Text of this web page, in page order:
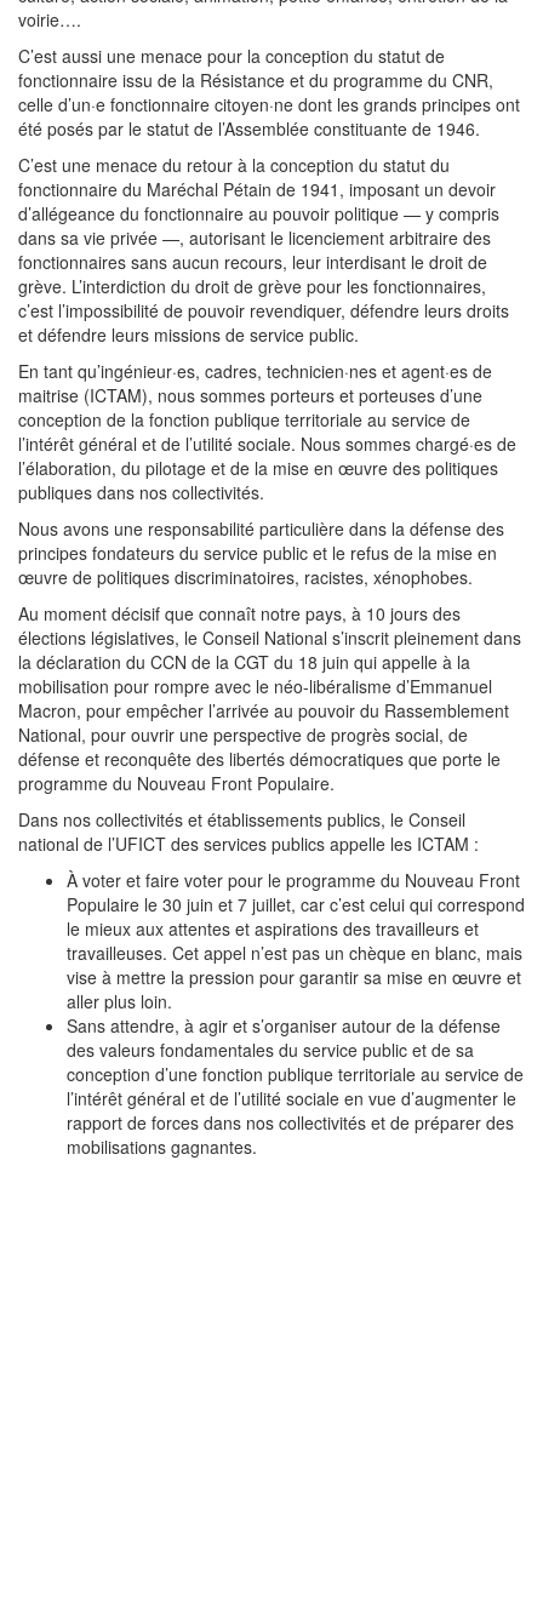
voirie….
C’est aussi une menace pour la conception du statut de
fonctionnaire issu de la Résistance et du programme du CNR,
celle d’un·e fonctionnaire citoyen·ne dont les grands principes ont
été posés par le statut de l’Assemblée constituante de 1946.
C’est une menace du retour à la conception du statut du
fonctionnaire du Maréchal Pétain de 1941, imposant un devoir
d’allégeance du fonctionnaire au pouvoir politique — y compris
dans sa vie privée —, autorisant le licenciement arbitraire des
fonctionnaires sans aucun recours, leur interdisant le droit de
grève. L’interdiction du droit de grève pour les fonctionnaires,
c’est l’impossibilité de pouvoir revendiquer, défendre leurs droits
et défendre leurs missions de service public.
En tant qu’ingénieur·es, cadres, technicien·nes et agent·es de
maitrise (ICTAM), nous sommes porteurs et porteuses d’une
conception de la fonction publique territoriale au service de
l’intérêt général et de l’utilité sociale. Nous sommes chargé·es de
l’élaboration, du pilotage et de la mise en œuvre des politiques
publiques dans nos collectivités.
Nous avons une responsabilité particulière dans la défense des
principes fondateurs du service public et le refus de la mise en
œuvre de politiques discriminatoires, racistes, xénophobes.
Au moment décisif que connaît notre pays, à 10 jours des
élections législatives, le Conseil National s’inscrit pleinement dans
la déclaration du CCN de la CGT du 18 juin qui appelle à la
mobilisation pour rompre avec le néo-libéralisme d’Emmanuel
Macron, pour empêcher l’arrivée au pouvoir du Rassemblement
National, pour ouvrir une perspective de progrès social, de
défense et reconquête des libertés démocratiques que porte le
programme du Nouveau Front Populaire.
Dans nos collectivités et établissements publics, le Conseil
national de l’UFICT des services publics appelle les ICTAM :
À voter et faire voter pour le programme du Nouveau Front
Populaire le 30 juin et 7 juillet, car c’est celui qui correspond
le mieux aux attentes et aspirations des travailleurs et
travailleuses. Cet appel n’est pas un chèque en blanc, mais
vise à mettre la pression pour garantir sa mise en œuvre et
aller plus loin.
Sans attendre, à agir et s’organiser autour de la défense
des valeurs fondamentales du service public et de sa
conception d’une fonction publique territoriale au service de
l’intérêt général et de l’utilité sociale en vue d’augmenter le
rapport de forces dans nos collectivités et de préparer des
mobilisations gagnantes.